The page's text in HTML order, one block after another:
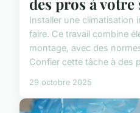
des pros à votre
Installer une climatisation
faire. Ce travail combine
montage, avec des
Confier cette tâche à des
29 octobre 2025